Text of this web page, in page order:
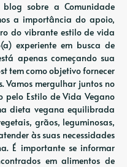
sobre a Comunidade
a importância do apoio,
do vibrante estilo de vida
experiente em busca de
apenas começando sua
tem como objetivo fornecer
Vamos mergulhar juntos no
pelo Estilo de Vida Vegano
dieta vegana equilibrada
grãos, leguminosas,
às suas necessidades
É importante se informar
em alimentos de